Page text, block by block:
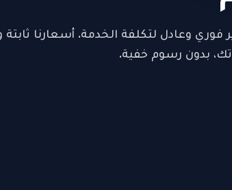
فوري وعادل لتكلفة الخدمة. أسعارنا
بدون رسوم خفية.